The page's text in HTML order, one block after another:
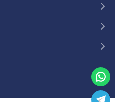
Климат". Все права защищены